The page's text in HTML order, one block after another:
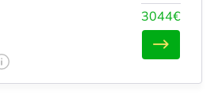
3044€